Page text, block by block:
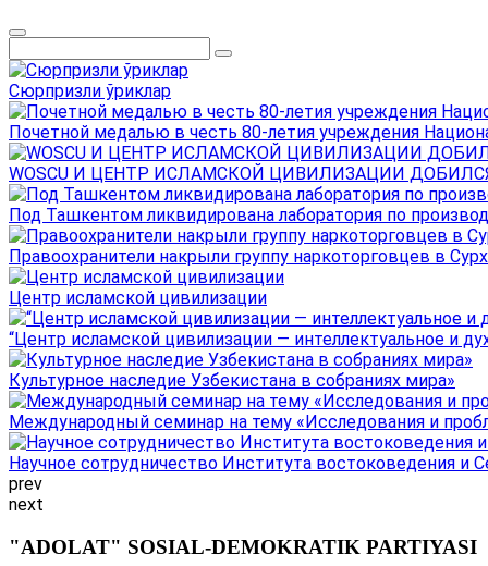
Сюрпризли ўриклар
Почетной медалью в честь 80-летия учреждения
WOSCU И ЦЕНТР ИСЛАМСКОЙ ЦИВИЛИЗАЦИИ
Под Ташкентом ликвидирована лаборатория по
Правоохранители накрыли группу наркоторговцев в
Центр исламской цивилизации
“Центр исламской цивилизации — интеллектуальное и
Культурное наследие Узбекистана в собраниях мира»
Международный семинар на тему «Исследования и
Научное сотрудничество Института востоковедения и
prev
next
"ADOLAT" SOSIAL-DEMOKRATIK PARTIYASI